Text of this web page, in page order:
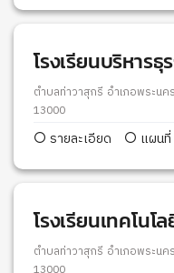
โรงเรียนบริหาร
ตำบลท่าวาสุกรี อำเภอพระน
13000
รายละเอียด แผนที่
โรงเรียนเทคโนโ
ตำบลท่าวาสุกรี อำเภอพระน